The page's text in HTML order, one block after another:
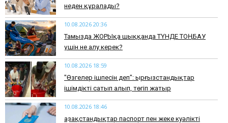
неден құралады?
10.08.2026 20:36
​Тамызда ЖОРЫҚқа шыққанда ТҮНДЕ ТОҢБАУ
үшін не алу керек?
10.08.2026 18:59
"Өзгелер ішпесін деп": Қырғызстандықтар
ішімдікті сатып алып, төгіп жатыр
10.08.2026 18:46
Қазақстандықтар паспорт пен жеке куәлікті